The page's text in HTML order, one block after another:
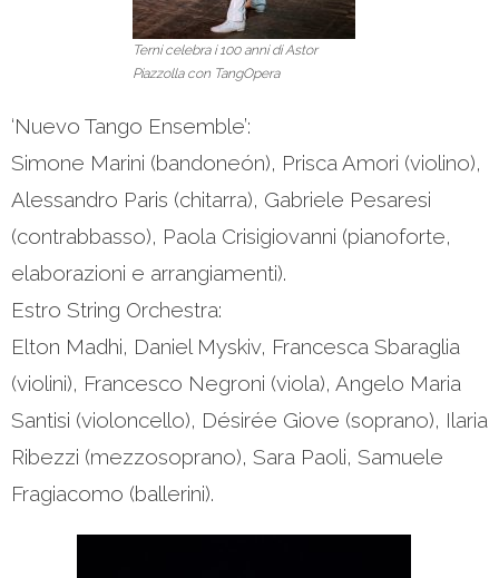
Terni celebra i 100 anni di Astor
Piazzolla con TangOpera
‘Nuevo Tango Ensemble’:
Simone Marini (bandoneón), Prisca Amori (violino),
Alessandro Paris (chitarra), Gabriele Pesaresi
(contrabbasso), Paola Crisigiovanni (pianoforte,
elaborazioni e arrangiamenti).
Estro String Orchestra:
Elton Madhi, Daniel Myskiv, Francesca Sbaraglia
(violini), Francesco Negroni (viola), Angelo Maria
Santisi (violoncello), Désirée Giove (soprano), Ilaria
Ribezzi (mezzosoprano), Sara Paoli, Samuele
Fragiacomo (ballerini).